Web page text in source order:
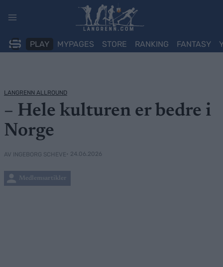
PLAY MYPAGES STORE RANKING FANTASY
LANGRENN ALLROUND
– Hele kulturen er bedre i
Norge
AV INGEBORG SCHEVE• 24.06.2026
Medlemsartikler